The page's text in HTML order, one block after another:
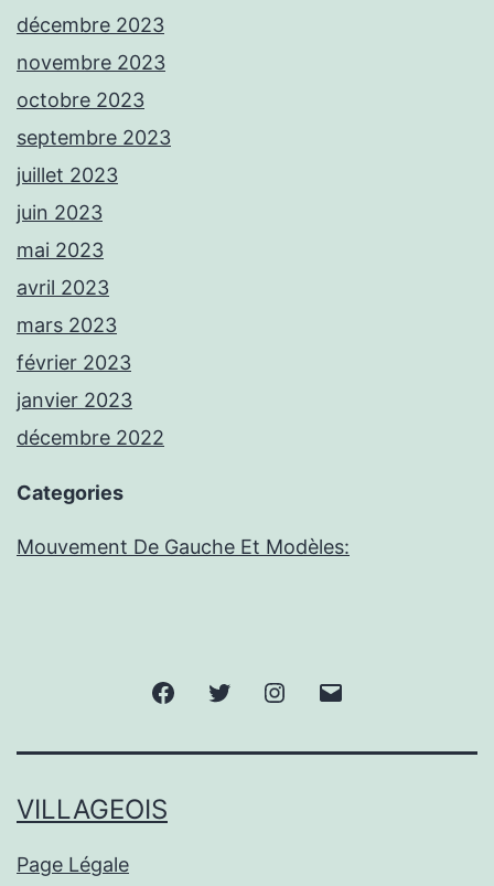
décembre 2023
novembre 2023
octobre 2023
septembre 2023
juillet 2023
juin 2023
mai 2023
avril 2023
mars 2023
février 2023
janvier 2023
décembre 2022
Categories
Mouvement De Gauche Et Modèles:
FacebookTwitter Instagram
VILLAGEOIS
Page Légale